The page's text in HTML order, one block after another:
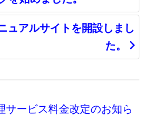
ュアルサイトを開設しまし
た。
サービス料金改定のお知ら